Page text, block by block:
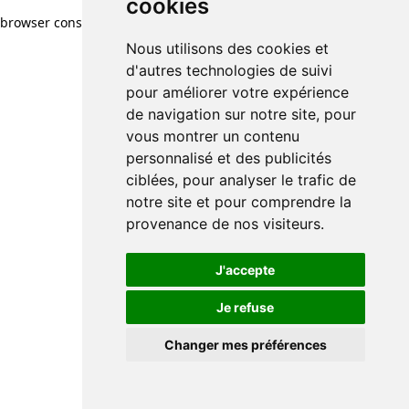
cookies
Nous utilisons des cookies et
d'autres technologies de suivi
pour améliorer votre expérience
de navigation sur notre site, pour
vous montrer un contenu
personnalisé et des publicités
ciblées, pour analyser le trafic de
notre site et pour comprendre la
provenance de nos visiteurs.
J'accepte
Je refuse
Changer mes préférences
browser console for more information)